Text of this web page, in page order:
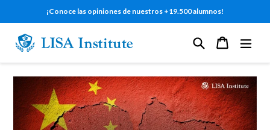
directamente
contenido
¡Conoce las opiniones de nuestros +19.500 alumnos!
Buscar Carrito
Carrito